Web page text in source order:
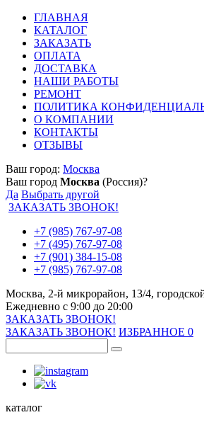
ГЛАВНАЯ
КАТАЛОГ
ЗАКАЗАТЬ
ОПЛАТА
ДОСТАВКА
НАШИ РАБОТЫ
РЕМОНТ
ПОЛИТИКА
О КОМПАНИИ
КОНТАКТЫ
ОТЗЫВЫ
Ваш город: Москва
Ваш город Москва (Россия)?
Да Выбрать другой
ЗАКАЗАТЬ ЗВОНОК!
+7 (985) 767-97-08
+7 (495) 767-97-08
+7 (901) 384-15-08
+7 (985) 767-97-08
Москва, 2-й микрорайон, 13/4,
Ежедневно с 9:00 до 20:00
ЗАКАЗАТЬ ЗВОНОК!
ЗАКАЗАТЬ ЗВОНОК! ИЗБРАННОЕ 0
каталог